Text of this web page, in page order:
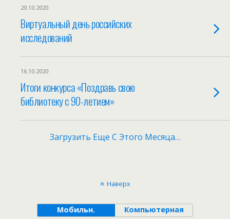
20.10.2020
Виртуальный день российских
исследований
16.10.2020
Итоги конкурса «Поздравь свою
библиотеку с 90-летием»
Загрузить Еще С Этого Месяца…
Наверх
Мобильн. Компьютерная